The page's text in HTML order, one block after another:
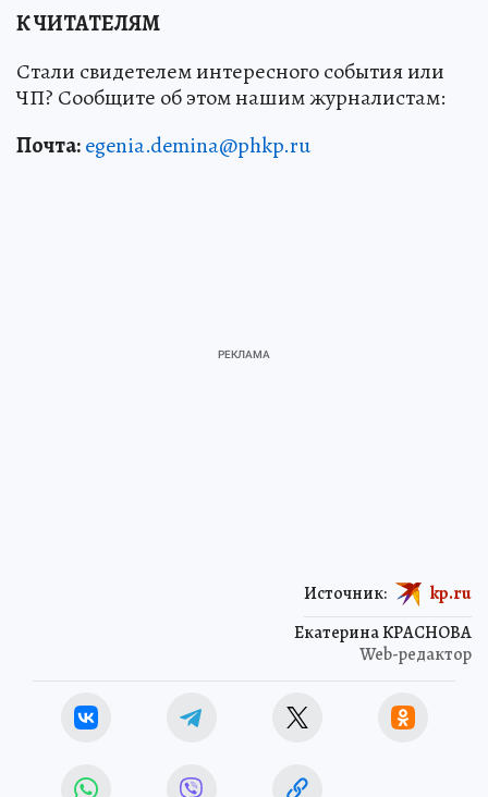
К ЧИТАТЕЛЯМ
Стали свидетелем интересного события или
ЧП? Сообщите об этом нашим журналистам:
Почта:egenia.demina@phkp.ru
Екатерина КРАСНОВА
Web-редактор
Источник: kp.ru